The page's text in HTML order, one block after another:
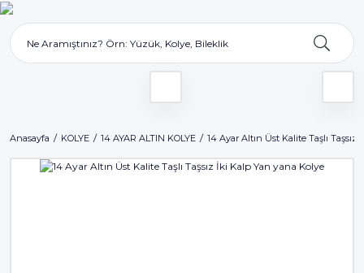
Anasayfa KOLYE 14 AYAR ALTIN KOLYE 14 Ayar Altın Üst Kalite Taşlı